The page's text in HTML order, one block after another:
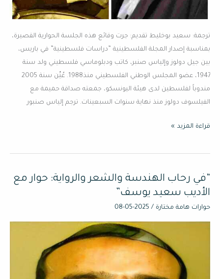
ترجمة: سعيد بوخليط تقديم: جرت وقائع هذه الجلسة الحوارية القصيرة،
بمناسبة إصدار المجلة الفلسطينية ”دراسات فلسطينية” في باريس،
بين جيل دولوز وإلياس صنبر، كاتب ودبلوماسي فلسطيني ولد سنة
1947، عضو المجلس الوطني الفلسطيني منذ1988. عُيِّن سنة 2005
مندوباً لفلسطين لدى هيئة اليونسكو، جمعته صداقة حميمة مع
الفيلسوف دولوز منذ نهاية سنوات السبعينات. ترجم إلياس صنبور
قراءة المزيد »
“في رحاب الهندسة والشعر والرواية: حوار مع
الأديب سعيد يوسف”
حوارات هامة مختارة /
2025-05-08
“في
رحاب
الهندسة